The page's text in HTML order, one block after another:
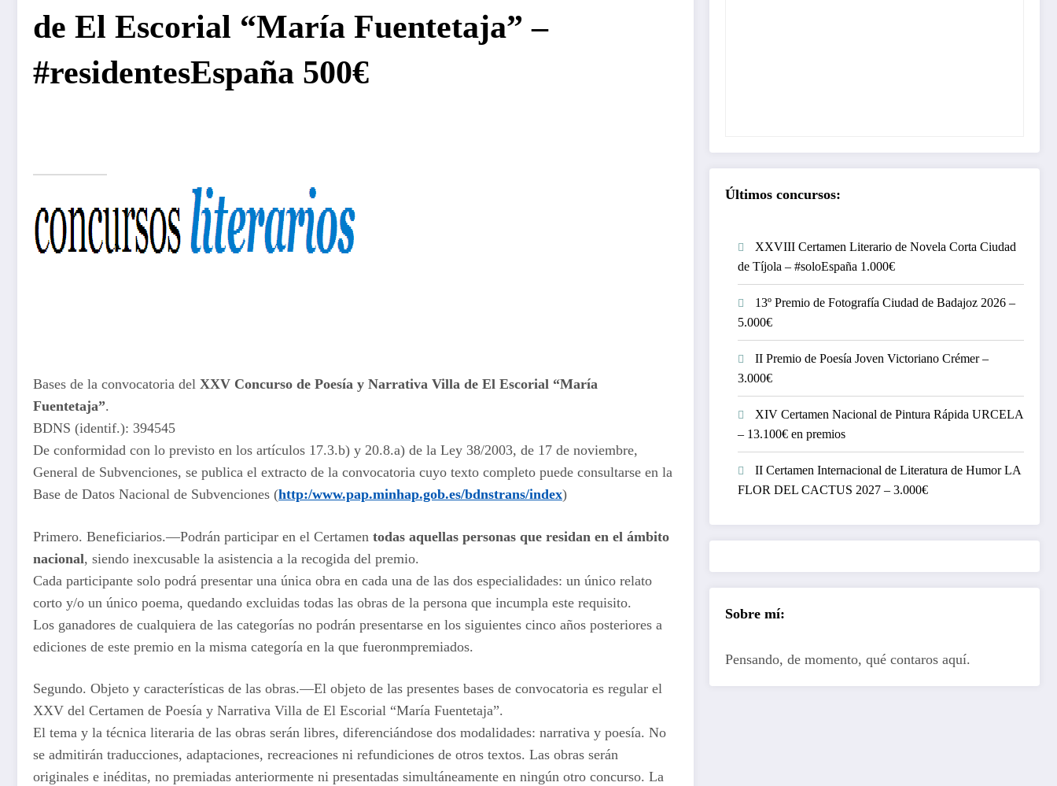
de El Escorial “María Fuentetaja” –
#residentesEspaña 500€
Bases de la convocatoria del XXV Concurso de Poesía y Narrativa Villa de El Escorial “María
Fuentetaja”.
BDNS (identif.): 394545
De conformidad con lo previsto en los artículos 17.3.b) y 20.8.a) de la Ley 38/2003, de 17 de noviembre,
General de Subvenciones, se publica el extracto de la convocatoria cuyo texto completo puede consultarse en la
Base de Datos Nacional de Subvenciones (http:/www.pap.minhap.gob.es/bdnstrans/index)
Primero. Beneficiarios.—Podrán participar en el Certamen todas aquellas personas que residan en el ámbito
nacional, siendo inexcusable la asistencia a la recogida del premio.
Cada participante solo podrá presentar una única obra en cada una de las dos especialidades: un único relato
corto y/o un único poema, quedando excluidas todas las obras de la persona que incumpla este requisito.
Los ganadores de cualquiera de las categorías no podrán presentarse en los siguientes cinco años posteriores a
ediciones de este premio en la misma categoría en la que fueronmpremiados.
Segundo. Objeto y características de las obras.—El objeto de las presentes bases de convocatoria es regular el
XXV del Certamen de Poesía y Narrativa Villa de El Escorial “María Fuentetaja”.
El tema y la técnica literaria de las obras serán libres, diferenciándose dos modalidades: narrativa y poesía. No
se admitirán traducciones, adaptaciones, recreaciones ni refundiciones de otros textos. Las obras serán
originales e inéditas, no premiadas anteriormente ni presentadas simultáneamente en ningún otro concurso. La
Últimos concursos:
XXVIII Certamen Literario de Novela Corta Ciudad
de Tíjola – #soloEspaña 1.000€
13º Premio de Fotografía Ciudad de Badajoz 2026 –
5.000€
II Premio de Poesía Joven Victoriano Crémer –
3.000€
XIV Certamen Nacional de Pintura Rápida URCELA
– 13.100€ en premios
II Certamen Internacional de Literatura de Humor LA
FLOR DEL CACTUS 2027 – 3.000€
Sobre mí:
Pensando, de momento, qué contaros aquí.